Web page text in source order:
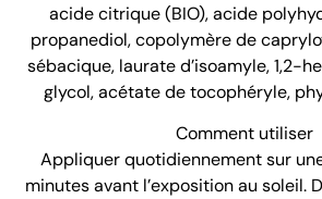
acide citrique (BIO), acide
propanediol, copolymère de
sébacique, laurate d’isoamyle, 1,2-
glycol, acétate de tocophéryle,
Comment utiliser
Appliquer quotidiennement sur
minutes avant l’exposition au soleil.